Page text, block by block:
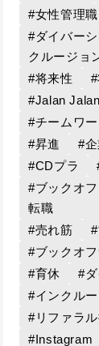
#女性管理職
#ダイバー
クルージョ
#将来性
#Jalan
#チームワー
#昇進
#
#CDプラ
#ブックオ
転職
#売れ筋
#ブックオ
#育休
#
#インクル
#リファラ
#Instagram